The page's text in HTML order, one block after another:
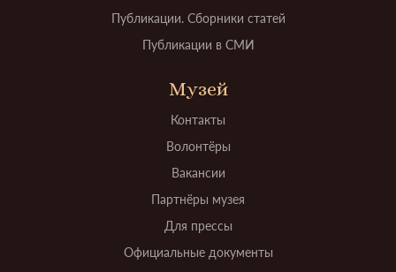
Публикации. Сборники статей
Публикации в СМИ
Музей
Контакты
Волонтёры
Вакансии
Партнёры музея
Для прессы
Официальные документы